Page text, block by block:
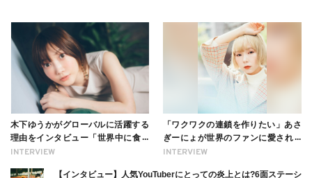
INTERVIEW
木下ゆうかがグローバルに活躍する
理由をインタビュー「世界中に食べ
る幸せを伝えたい」新事務所加入に
INTERVIEW
「ワクワクの連鎖を作りたい」あさ
ぎーにょが世界のファンに愛される
理由【インタビュー】
【インタビュー】人気YouTuberにとっての炎上とは?6面ステーシ